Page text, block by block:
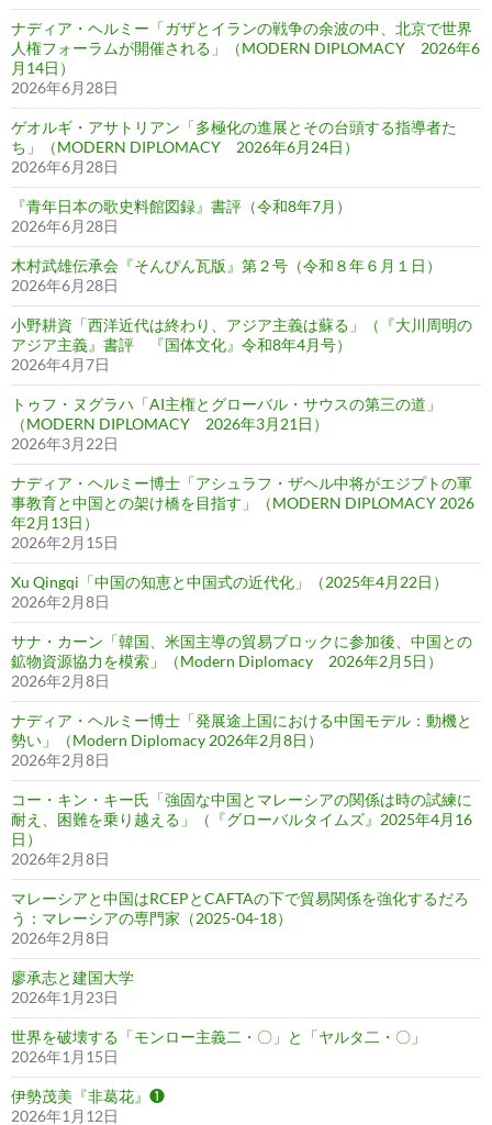
ナディア・ヘルミー「ガザとイランの戦争の余波の中、北京で世界
人権フォーラムが開催される」（MODERN DIPLOMACY 2026年6
月14日）
2026年6月28日
ゲオルギ・アサトリアン「多極化の進展とその台頭する指導者た
ち」（MODERN DIPLOMACY 2026年6月24日）
2026年6月28日
『青年日本の歌史料館図録』書評（令和8年7月）
2026年6月28日
木村武雄伝承会『そんぴん瓦版』第２号（令和８年６月１日）
2026年6月28日
小野耕資「西洋近代は終わり、アジア主義は蘇る」（『大川周明の
アジア主義』書評 『国体文化』令和8年4月号）
2026年4月7日
トゥフ・ヌグラハ「AI主権とグローバル・サウスの第三の道」
（MODERN DIPLOMACY 2026年3月21日）
2026年3月22日
ナディア・ヘルミー博士「アシュラフ・ザヘル中将がエジプトの軍
事教育と中国との架け橋を目指す」（MODERN DIPLOMACY 2026
年2月13日）
2026年2月15日
Xu Qingqi「中国の知恵と中国式の近代化」（2025年4月22日）
2026年2月8日
サナ・カーン「韓国、米国主導の貿易ブロックに参加後、中国との
鉱物資源協力を模索」（Modern Diplomacy 2026年2月5日）
2026年2月8日
ナディア・ヘルミー博士「発展途上国における中国モデル：動機と
勢い」（Modern Diplomacy 2026年2月8日）
2026年2月8日
コー・キン・キー氏「強固な中国とマレーシアの関係は時の試練に
耐え、困難を乗り越える」（『グローバルタイムズ』2025年4月16
日）
2026年2月8日
マレーシアと中国はRCEPとCAFTAの下で貿易関係を強化するだろ
う：マレーシアの専門家（2025-04-18）
2026年2月8日
廖承志と建国大学
2026年1月23日
世界を破壊する「モンロー主義二・〇」と「ヤルタ二・〇」
2026年1月15日
伊勢茂美『非葛花』❶
2026年1月12日